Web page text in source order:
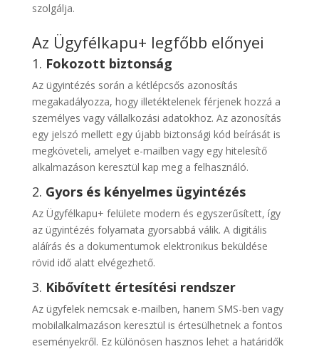
szolgálja.
Az Ügyfélkapu+ legfőbb előnyei
1. Fokozott biztonság
Az ügyintézés során a kétlépcsős azonosítás
megakadályozza, hogy illetéktelenek férjenek hozzá a
személyes vagy vállalkozási adatokhoz. Az azonosítás
egy jelszó mellett egy újabb biztonsági kód beírását is
megköveteli, amelyet e-mailben vagy egy hitelesítő
alkalmazáson keresztül kap meg a felhasználó.
2. Gyors és kényelmes ügyintézés
Az Ügyfélkapu+ felülete modern és egyszerűsített, így
az ügyintézés folyamata gyorsabbá válik. A digitális
aláírás és a dokumentumok elektronikus beküldése
rövid idő alatt elvégezhető.
3. Kibővített értesítési rendszer
Az ügyfelek nemcsak e-mailben, hanem SMS-ben vagy
mobilalkalmazáson keresztül is értesülhetnek a fontos
eseményekről. Ez különösen hasznos lehet a határidők